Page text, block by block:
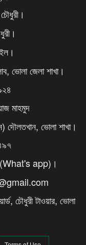
ভোলা জেলা শাখা।
মাহমুদ
দৌলতখান, ভোলা শাখা।
app)।
চৌধুরী টাওয়ার, ভোলা